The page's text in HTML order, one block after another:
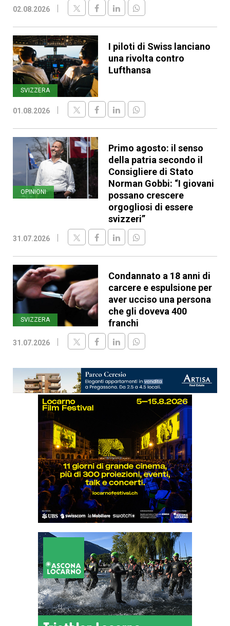
02.08.2026
SVIZZERA
I piloti di Swiss lanciano
una rivolta contro
Lufthansa
01.08.2026
OPINIONI
Primo agosto: il senso
della patria secondo il
Consigliere di Stato
Norman Gobbi: “I giovani
possano crescere
orgogliosi di essere
svizzeri”
31.07.2026
SVIZZERA
Condannato a 18 anni di
carcere e espulsione per
aver ucciso una persona
che gli doveva 400
franchi
31.07.2026